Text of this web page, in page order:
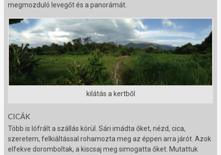
megmozduló levegőt és a panorámát.
kilátás a kertből
CICÁK
Több is lófrált a szállás körül. Sári imádta őket, nézd, cica,
szeretem, felkiáltással rohamozta meg az éppen arra járót. Azok
elfekve doromboltak, a kiscsaj meg simogatta őket. Mutattuk